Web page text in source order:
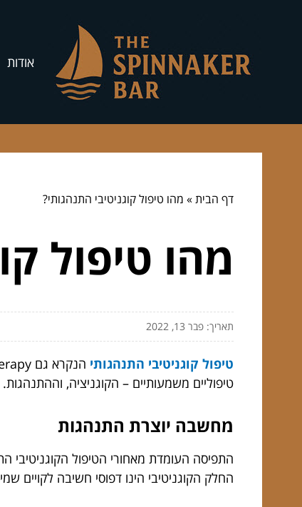
אודות
דף הבית» מהו טיפול קוגניטיבי התנהגותי?
מהו טיפול
תאריך: פבר 13, 2022
טיפול קוגניטיבי התנהגותי
טיפוליים משמעותיים – הקוגניציה, וההתנהגות.
מחשבה יוצרת התנהגות
התפיסה העומדת מאחורי הטיפול הקוגניטיבי
החלק הקוגניטיבי הינו דפוסי חשיבה לקויים